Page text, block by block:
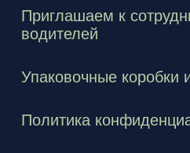
Приглашаем к
водителей
Упаковочные коробки
Политика